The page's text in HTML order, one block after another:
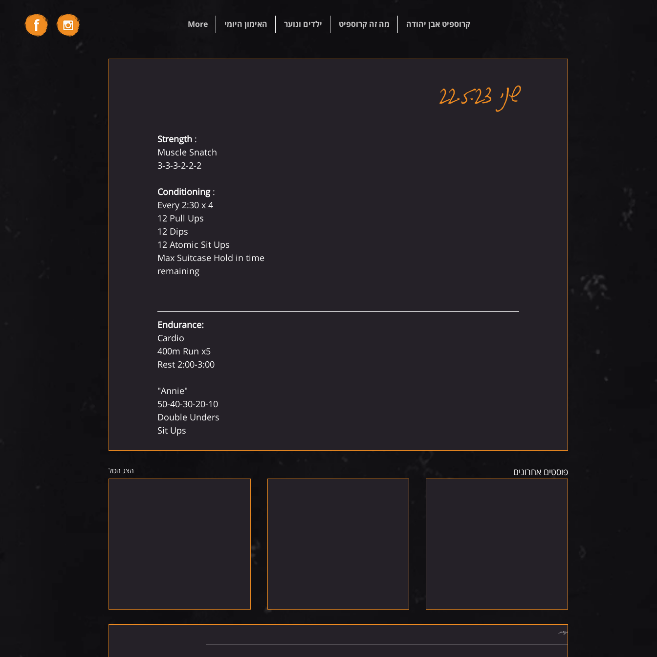
קרוספיט אבן יהודה מה זה קרוספיט ילדים ונוער האימון היומי More
שני 22.5.23
Strength :
Muscle Snatch
3-3-3-2-2-2
Conditioning :
Every 2:30 x 4
12 Pull Ups
12 Dips
12 Atomic Sit Ups
Max Suitcase Hold in time
remaining
Endurance:
Cardio
400m Run x5
Rest 2:00-3:00
"Annie"
50-40-30-20-10
Double Unders
Sit Ups
פוסטים אחרונים הצג הכול
תגובות